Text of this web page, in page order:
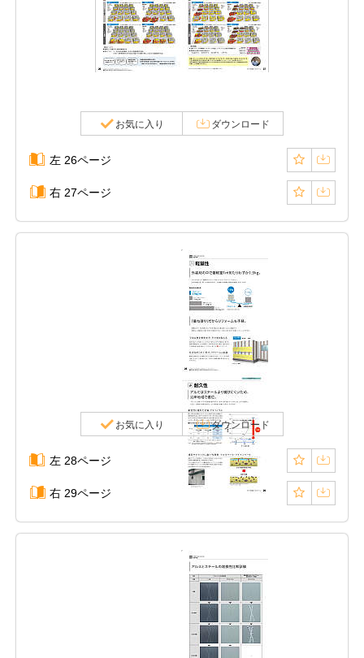
お気に入り ダウンロード
左 26ページ
右 27ページ
お気に入り ダウンロード
左 28ページ
右 29ページ